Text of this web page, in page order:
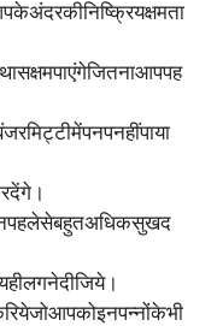
अंदरकीनिष्क्रियक्षमता
सक्षमपाएंगेजितनाआपपह
मिट्टीमेंपनपनहींपाया
देंगे।
पहलेसेबहुतअधिकसुखद
लगनेदीजिये।
जोआपकोइनपन्नोंकेभी